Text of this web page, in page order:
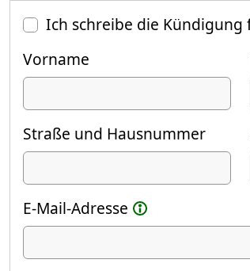
Ich schreibe die
Vorname
Straße und Hausnummer
E-Mail-Adresse